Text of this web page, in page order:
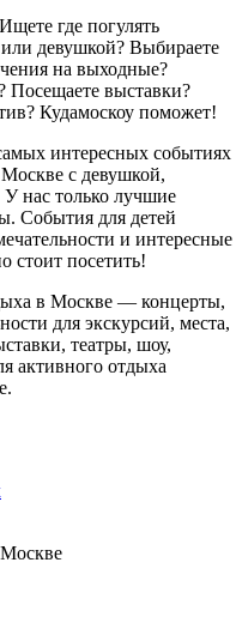
где погулять
девушкой? Выбираете
на выходные?
Посещаете выставки?
Кудамоскоу поможет!
интересных событиях
с девушкой,
нас только лучшие
События для детей
и интересные
стоит посетить!
в Москве — концерты,
для экскурсий, места,
театры, шоу,
активного отдыха